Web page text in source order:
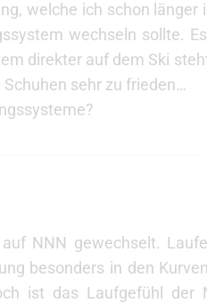
welche ich schon länger
wechseln sollte.
direkter auf dem Ski
sehr zu frieden…
NNN gewechselt.
besonders in den
ist das Laufgefühl der